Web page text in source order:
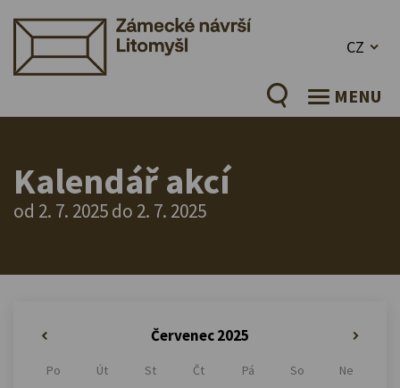
CZ
MENU
Kalendář akcí
od 2. 7. 2025 do 2. 7. 2025
Červenec 2025
Po Út St Čt Pá So
Ne